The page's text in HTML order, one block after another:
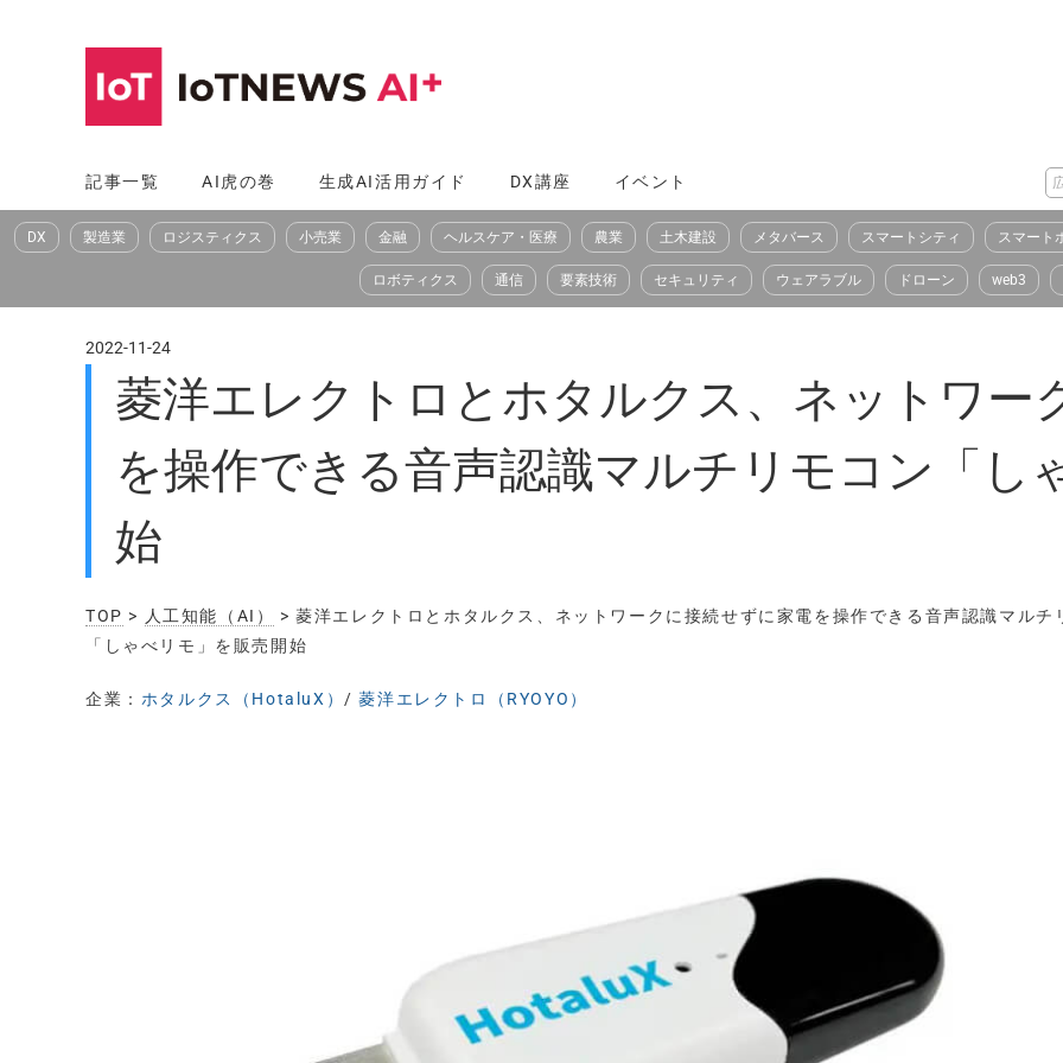
へ
ス
記事一覧 AI虎の巻 生成AI活用ガイド DX講座 イベント
DX 製造業 ロジスティクス 小売業 金融 ヘルスケア・医療 農業 土木建設 メタバース スマートシティ スマート
ロボティクス 通信 要素技術 セキュリティ ウェアラブル ドローン web3
2022-11-24
菱洋エレクトロとホタルクス、ネットワー
を操作できる音声認識マルチリモコン「し
始
TOP > 人工知能（AI）
> 菱洋エレクトロとホタルクス、ネットワークに接続せずに家電を操作できる音声認識マルチ
「しゃべリモ」を販売開始
企業： ホタルクス（HotaluX） /菱洋エレクトロ（RYOYO）